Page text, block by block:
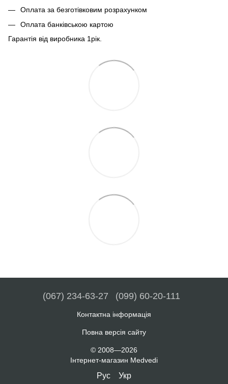
Оплата за безготівковим розрахунком
Оплата банківською картою
Гарантія від виробника 1рiк.
(067) 234-63-27 (099) 60-20-111
Контактна інформація
Повна версія сайту
© 2008—2026
Інтернет-магазин Medvedi
Рус Укр